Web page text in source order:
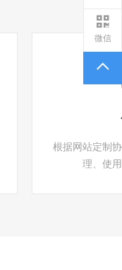
根据网站定制
理、使
微信